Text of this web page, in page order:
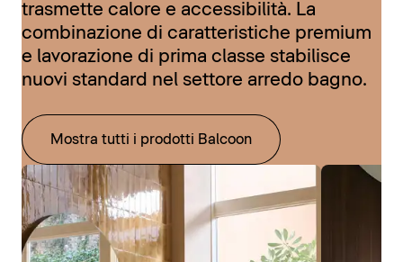
trasmette calore e accessibilità. La
combinazione di caratteristiche premium
e lavorazione di prima classe stabilisce
nuovi standard nel settore arredo bagno.
Mostra tutti i prodotti Balcoon